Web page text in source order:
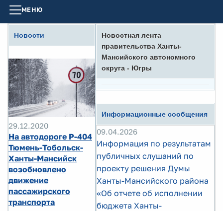
МЕНЮ
Новости
29.12.2020
На автодороге Р-404
Тюмень-Тобольск-
Ханты-Мансийск
возобновлено
движение
пассажирского
транспорта
Новостная лента
правительства Ханты-
Мансийского автономного
округа - Югры
Информационные сообщения
09.04.2026
Информация по результатам
публичных слушаний по
проекту решения Думы
Ханты-Мансийского района
«Об отчете об исполнении
бюджета Ханты-